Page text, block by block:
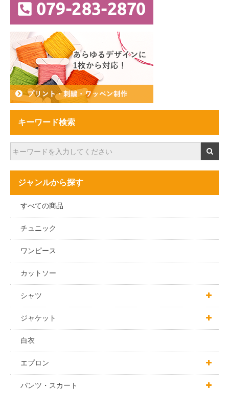
キーワード検索
ジャンルから探す
すべての商品
チュニック
ワンピース
カットソー
シャツ 
男女兼用
男性用
女性用
ジャケット 
男女兼用
男性用
女性用
白衣
エプロン 
胸付エプロン
パンツ・スカート 